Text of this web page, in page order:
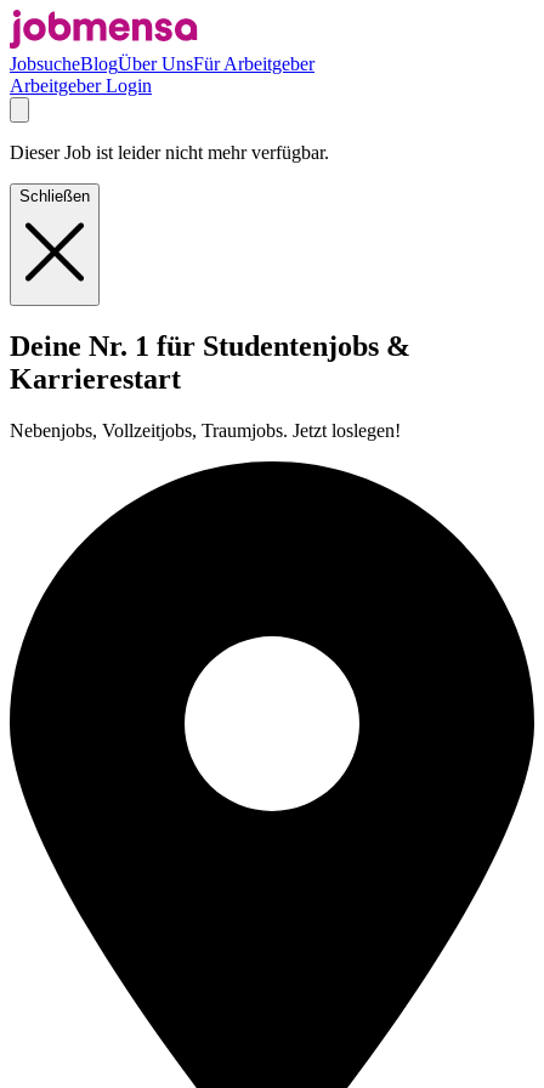
JobsucheBlogÜber UnsFür Arbeitgeber
Arbeitgeber Login
Dieser Job ist leider nicht mehr verfügbar.
Schließen
Deine Nr. 1 für Studentenjobs &
Karrierestart
Nebenjobs, Vollzeitjobs, Traumjobs. Jetzt loslegen!